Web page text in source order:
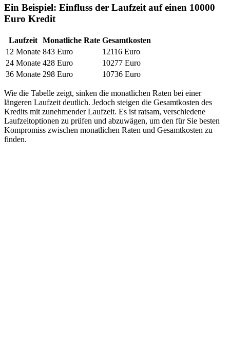
Ein Beispiel: Einfluss der Laufzeit auf einen 10000
Euro Kredit
Laufzeit Monatliche Rate Gesamtkosten
12 Monate 843 Euro
12116 Euro
24 Monate 428 Euro
10277 Euro
36 Monate 298 Euro 10736 Euro
Wie die Tabelle zeigt, sinken die monatlichen Raten bei einer
längeren Laufzeit deutlich. Jedoch steigen die Gesamtkosten des
Kredits mit zunehmender Laufzeit. Es ist ratsam, verschiedene
Laufzeitoptionen zu prüfen und abzuwägen, um den für Sie besten
Kompromiss zwischen monatlichen Raten und Gesamtkosten zu
finden.